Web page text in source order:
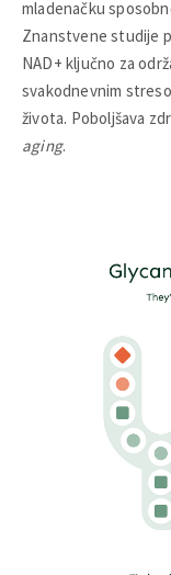
mladenačku
Znanstvene studije
NAD+ ključno za
svakodnevnim
života. Poboljšava
aging.